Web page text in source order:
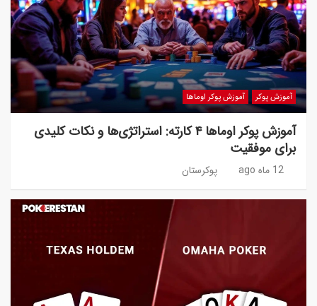
آموزش پوکر آموزش پوکر اوماها
آموزش پوکر اوماها ۴ کارته: استراتژی‌ها و نکات کلیدی
برای موفقیت
12 ماه ago پوکرستان